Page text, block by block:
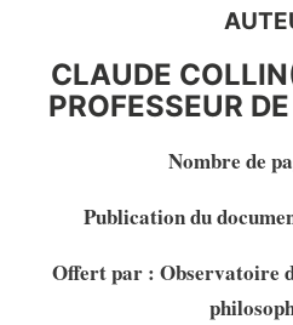
CLAUDE
PROFESSEUR
Nombre de
Publication du
Offert par : Observatoire